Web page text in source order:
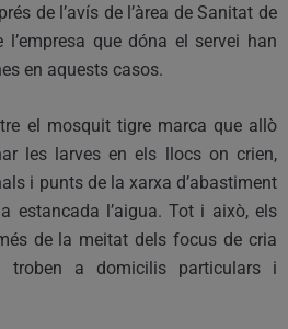
de l’avís de l’àrea de Sanitat de
l’empresa que dóna el servei han
en aquests casos.
el mosquit tigre marca que allò
les larves en els llocs on crien,
i punts de la xarxa d’abastiment
estancada l’aigua. Tot i això, els
de la meitat dels focus de cria
troben a domicilis particulars i